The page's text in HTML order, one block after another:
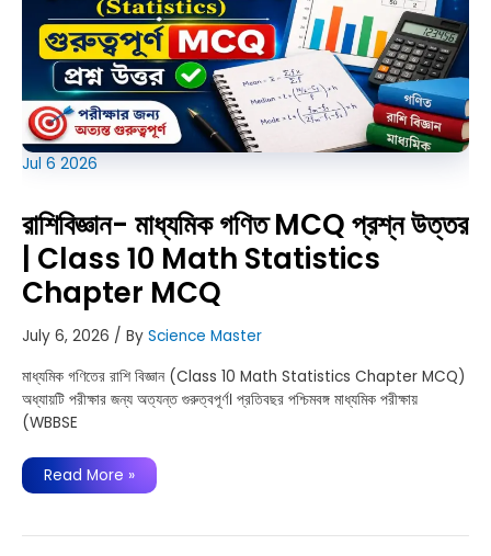
Answer
Jul 6 2026
রাশিবিজ্ঞান- মাধ্যমিক গণিত MCQ প্রশ্ন উত্তর
| Class 10 Math Statistics
Chapter MCQ
July 6, 2026 / By Science Master
মাধ্যমিক গণিতের রাশি বিজ্ঞান (Class 10 Math Statistics Chapter MCQ)
অধ্যায়টি পরীক্ষার জন্য অত্যন্ত গুরুত্বপূর্ণ। প্রতিবছর পশ্চিমবঙ্গ মাধ্যমিক পরীক্ষায়
(WBBSE
রাশিবিজ্ঞান-
মাধ্যমিক
প্রশ্ন
Read More »